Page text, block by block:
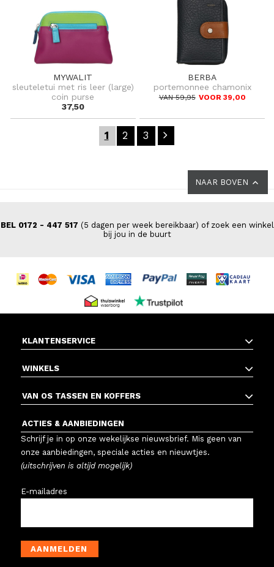
MYWALIT
sleuteletui met ris leer (large)
coin purse
37,50
BERBA
portemonnee chamonix
VAN 59,95 VOOR 39,00
1 2 3
NAAR BOVEN
BEL 0172 - 447 517 (5 dagen per week bereikbaar) of zoek een winkel
bij jou in de buurt
KLANTENSERVICE
WINKELS
VAN OS TASSEN EN KOFFERS
ACTIES & AANBIEDINGEN
Schrijf je in op onze wekelijkse nieuwsbrief. Mis geen van
onze aanbiedingen, speciale acties en nieuwtjes.
(uitschrijven is altijd mogelijk)
E-mailadres
AANMELDEN